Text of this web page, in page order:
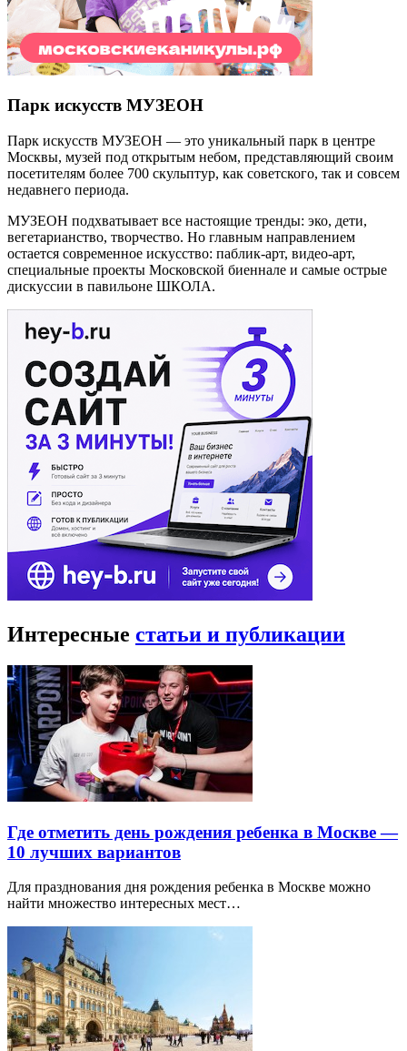
Парк искусств МУЗЕОН
Парк искусств МУЗЕОН — это уникальный парк в центре
Москвы, музей под открытым небом, представляющий своим
посетителям более 700 скульптур, как советского, так и совсем
недавнего периода.
МУЗЕОН подхватывает все настоящие тренды: эко, дети,
вегетарианство, творчество. Но главным направлением
остается современное искусство: паблик-арт, видео-арт,
специальные проекты Московской биеннале и самые острые
дискуссии в павильоне ШКОЛА.
Интересные статьи и публикации
Где отметить день рождения ребенка в Москве —
10 лучших вариантов
Для празднования дня рождения ребенка в Москве можно
найти множество интересных мест…